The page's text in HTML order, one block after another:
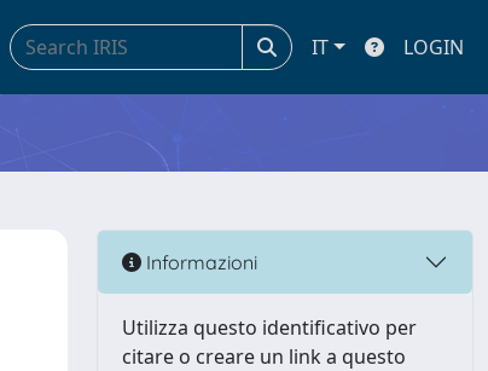
IT LOGIN
Informazioni
Utilizza questo identificativo per
citare o creare un link a questo